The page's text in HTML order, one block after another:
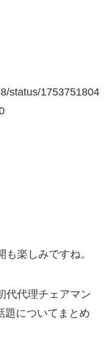
status/1753751804
楽しみですね。
代代理チェアマン
題についてまとめ